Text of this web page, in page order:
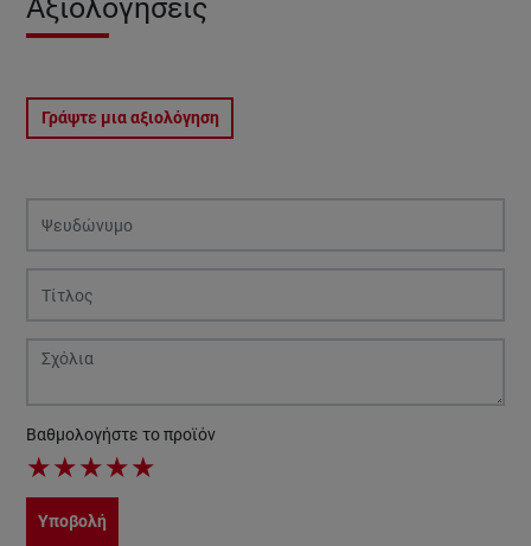
Αξιολογήσεις
Γράψτε μια αξιολόγηση
Βαθμολογήστε το προϊόν
★★★★★
Υποβολή